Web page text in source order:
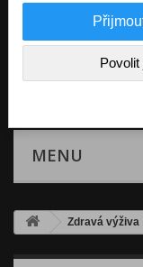
Košík
MENU
Zdravá výživa